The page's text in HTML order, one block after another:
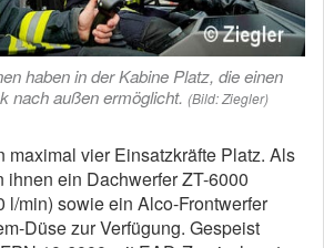
haben in der Kabine Platz, die einen
nach außen ermöglicht. (Bild: Ziegler)
maximal vier Einsatzkräfte Platz. Als
ihnen ein Dachwerfer ZT-6000
l/min) sowie ein Alco-Frontwerfer
Düse zur Verfügung. Gespeist